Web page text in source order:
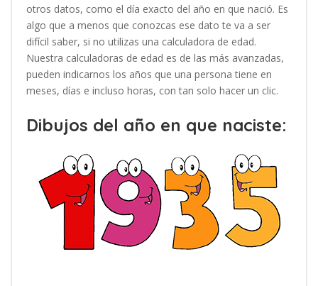
otros datos, como el día exacto del año en que nació. Es
algo que a menos que conozcas ese dato te va a ser
difícil saber, si no utilizas una calculadora de edad.
Nuestra calculadoras de edad es de las más avanzadas,
pueden indicarnos los años que una persona tiene en
meses, días e incluso horas, con tan solo hacer un clic.
Dibujos del año en que naciste: